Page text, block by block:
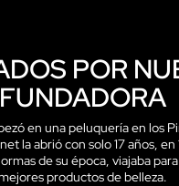
POR
FUNDADORA
en una peluquería en los
la abrió con solo 17 años, en
de su época, viajaba
productos de belleza.